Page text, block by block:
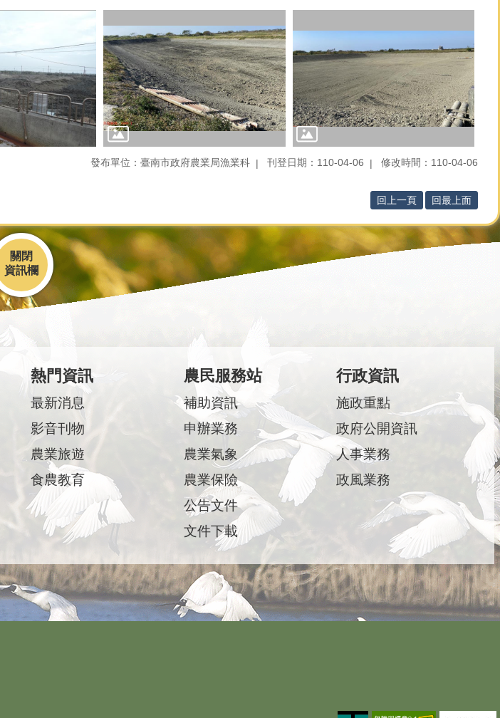
發布單位：臺南市政府農業局漁業科 刊登日期：110-04-06 修改時間：110-04-06
回上一頁 回最上面
關閉
熱門資訊
最新消息
影音刊物
農業旅遊
食農教育
農民服務站
補助資訊
申辦業務
農業氣象
農業保險
公告文件
文件下載
行政資訊
施政重點
政府公開資訊
人事業務
政風業務